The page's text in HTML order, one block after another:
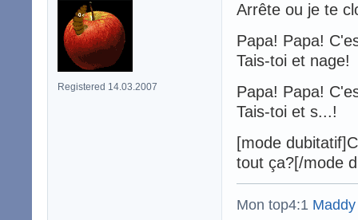
Registered 14.03.2007
Arrête ou je te
Papa! Papa!
Tais-toi et nage!
Papa! Papa!
Tais-toi et s...!
[mode
tout ça?[/mode
Mon top4:1